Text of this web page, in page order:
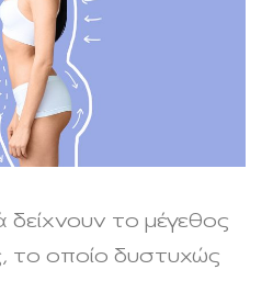
το μέγεθος
το οποίο δυστυχώς